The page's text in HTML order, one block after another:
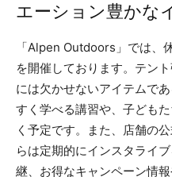
エーション豊かな
「Alpen Outdoors」では、
を開催しております。テン
には欠かせないアイテムで
すく学べる講習や、子ども
く予定です。また、店舗の
らは定期的にインスタライ
継、お得なキャンペーン情